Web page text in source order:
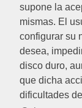
supone la
mismas. El
configurar su
desea,
disco duro,
que dicha
dificultades
Imágenes no